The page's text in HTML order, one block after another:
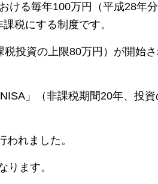
ける毎年100万円（平成28年
税にする制度です。
投資の上限80万円）が開始さ
」（非課税期間20年、投
れました。
ります。